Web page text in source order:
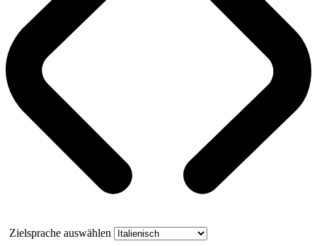
Zielsprache auswählen